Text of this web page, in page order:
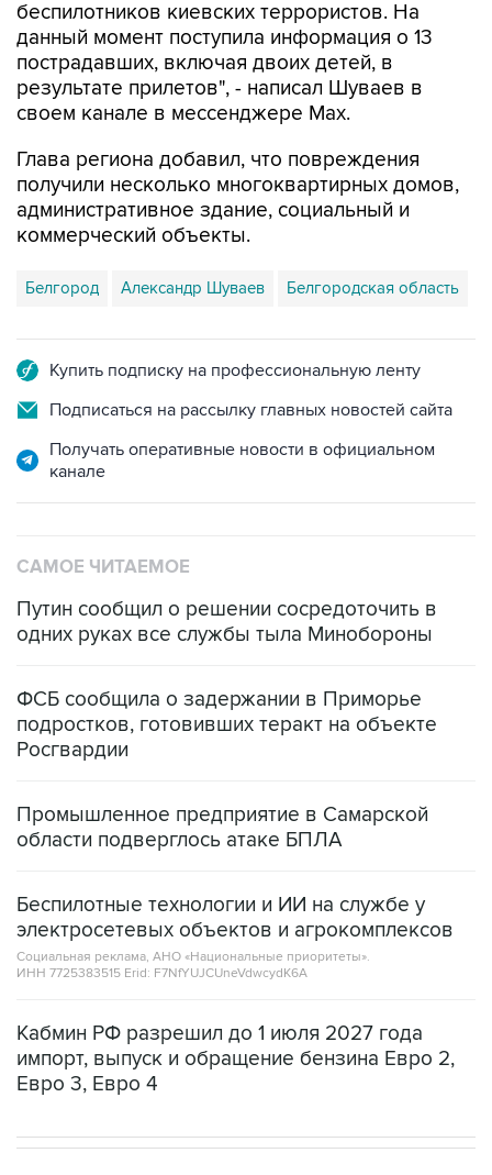
пострадавших, включая двоих детей, в
результате прилетов", - написал Шуваев в
своем канале в мессенджере Max.
Глава региона добавил, что повреждения
административное здание, социальный и
коммерческий объекты.
Белгород Александр Шуваев
Подписаться на рассылку главных новостей сайта
Получать оперативные новости в официальном
канале
Путин сообщил о решении сосредоточить в
ФСБ сообщила о задержании в Приморье
Росгвардии
Промышленное предприятие в Самарской
Беспилотные технологии и ИИ на службе у
Социальная реклама, АНО «Национальные приоритеты».
ИНН 7725383515 Erid: F7NfYUJCUneVdwcydK6A
Кабмин РФ разрешил до 1 июля 2027 года
Евро 3, Евро 4